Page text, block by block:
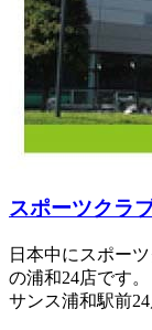
スポーツクラ
日本中にスポー
の浦和24店です
サンス浦和駅前